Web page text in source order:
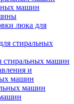
машин
люка для
стиральных
стиральных машин
и
машин
машин